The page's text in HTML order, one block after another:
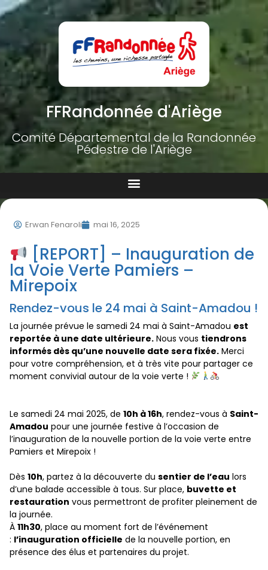
FFRandonnée d'Ariège
Comité Départemental de la Randonnée
Pédestre de l'Ariège
Erwan Fenaroli mai 16, 2025
[REPORT] – Inauguration de
la Voie Verte Pamiers –
Mirepoix
Rendez-vous le 24 mai à Saint-Amadou !
La journée prévue le samedi 24 mai à Saint-Amadou est
reportée à une date ultérieure. Nous vous tiendrons
informés dès qu’une nouvelle date sera fixée. Merci
pour votre compréhension, et à très vite pour partager ce
moment convivial autour de la voie verte !
Le samedi 24 mai 2025, de 10h à 16h, rendez-vous à Saint-
Amadou pour une journée festive à l’occasion de
l’inauguration de la nouvelle portion de la voie verte entre
Pamiers et Mirepoix !
Dès 10h, partez à la découverte du sentier de l’eau lors
d’une balade accessible à tous. Sur place, buvette et
restauration vous permettront de profiter pleinement de
la journée.
À 11h30, place au moment fort de l’événement
: l’inauguration officielle de la nouvelle portion, en
présence des élus et partenaires du projet.